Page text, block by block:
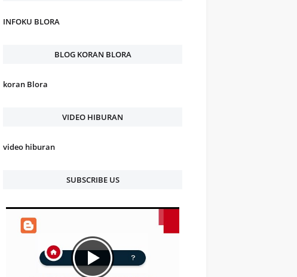
INFOKU BLORA
BLOG KORAN BLORA
koran Blora
VIDEO HIBURAN
video hiburan
SUBSCRIBE US